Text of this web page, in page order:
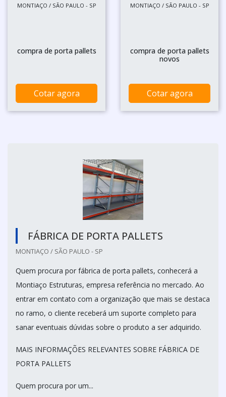
MONTIAÇO / SÃO PAULO - SP
compra de porta pallets
Cotar agora
MONTIAÇO / SÃO PAULO - SP
compra de porta pallets
novos
Cotar agora
FÁBRICA DE PORTA PALLETS
MONTIAÇO / SÃO PAULO - SP
Quem procura por fábrica de porta pallets, conhecerá a
Montiaço Estruturas, empresa referência no mercado. Ao
entrar em contato com a organização que mais se destaca
no ramo, o cliente receberá um suporte completo para
sanar eventuais dúvidas sobre o produto a ser adquirido.
MAIS INFORMAÇÕES RELEVANTES SOBRE FÁBRICA DE
PORTA PALLETS
Quem procura por um...